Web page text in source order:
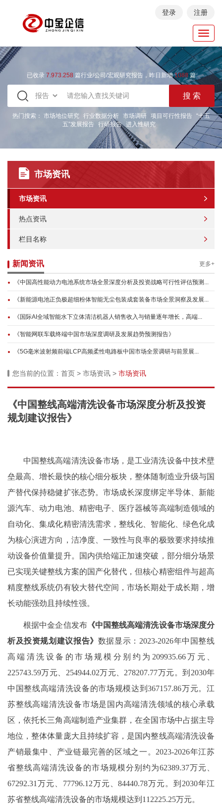
登录 注册
已收录 7.973.258 篇行业/公司/宏观研究报告，昨日新增1088篇
热门搜索： 市场地位研究 行业数据分析 市场调研 项目可行性报告
“十五
五”发展报告 行研报告 进入性研究
市场资讯
市场资讯
热点资讯
栏目名称
新闻资讯 更多+
《中国高性能动力电池系统市场全景深度分析及投资战略可行性评估预测...
《新能源电池正负极超细粉体智能无尘包装成套装备市场全景洞察及发展...
《国际AI全域智能水下立体清洁机器人销售收入与销量逐年增长，高端...
《智能网联车载终端中国市场深度调研及发展趋势预测报告》
《5G毫米波射频前端LCP高频柔性电路板中国市场全景调研与前景展...
您当前的位置： 首页 > 市场资讯 > 市场资讯
《中国整线高端清洗设备市场深度分析及投资
规划建议报告》
中国整线高端清洗设备市场，是工业清洗设备中技术壁
垒最高、增长最快的核心细分板块，整体随制造业升级与国
产替代保持稳健扩张态势。市场成长深度绑定半导体、新能
源汽车、动力电池、精密电子、医疗器械等高端制造领域的
自动化、集成化精密清洗需求，整线化、智能化、绿色化成
为核心演进方向，洁净度、一致性与良率的极致要求持续推
动设备价值量提升。国内供给端正加速突破，部分细分场景
已实现关键整线方案的国产化替代，但核心精密组件与超高
精度整线系统仍有较大替代空间，市场长期处于成长期，增
长动能强劲且持续性强。
‌根据中金企信发布《中国整线高端清洗设备市场深度分
析及投资规划建议报告》 数据显示 ： 2023-2026年中国整线
高端清洗设备的市场规模 分别 约为 209935.66万元、
225743.59万元、 254944.02万元 278207.77万元 。到 2030年
中国整线高端清洗设备的市场规模达到367157.86万元。江
苏整线高端清洗设备市场是国内高端清洗领域的核心承载
区，依托长三角高端制造产业集群，在全国市场中占据主导
地位，整体体量庞大且持续扩容，是国内整线高端清洗设备
产销最集中、产业链最完善的区域之一。 2023-2026年江苏
省整线高端清洗设备的市场规模分别 约为62389.37万元
67292.31万元、77796.12万元 、84440.78万元 。到 2030年江
苏省整线高端清洗设备的市场规模达到 112225.25万元。